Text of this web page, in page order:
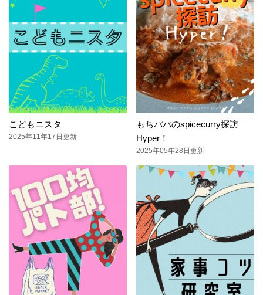
こどもニスタ
2025年11年17日更新
もちパパのspicecurry探訪
Hyper！
2025年05年28日更新